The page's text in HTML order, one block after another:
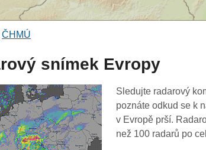
ČHMÚ
snímek Evropy
Sledujte radarový
poznáte odkud se k
v Evropě prší.
než 100 radarů po